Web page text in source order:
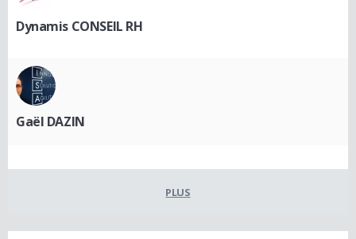
Dynamis CONSEIL RH
Gaël DAZIN
PLUS